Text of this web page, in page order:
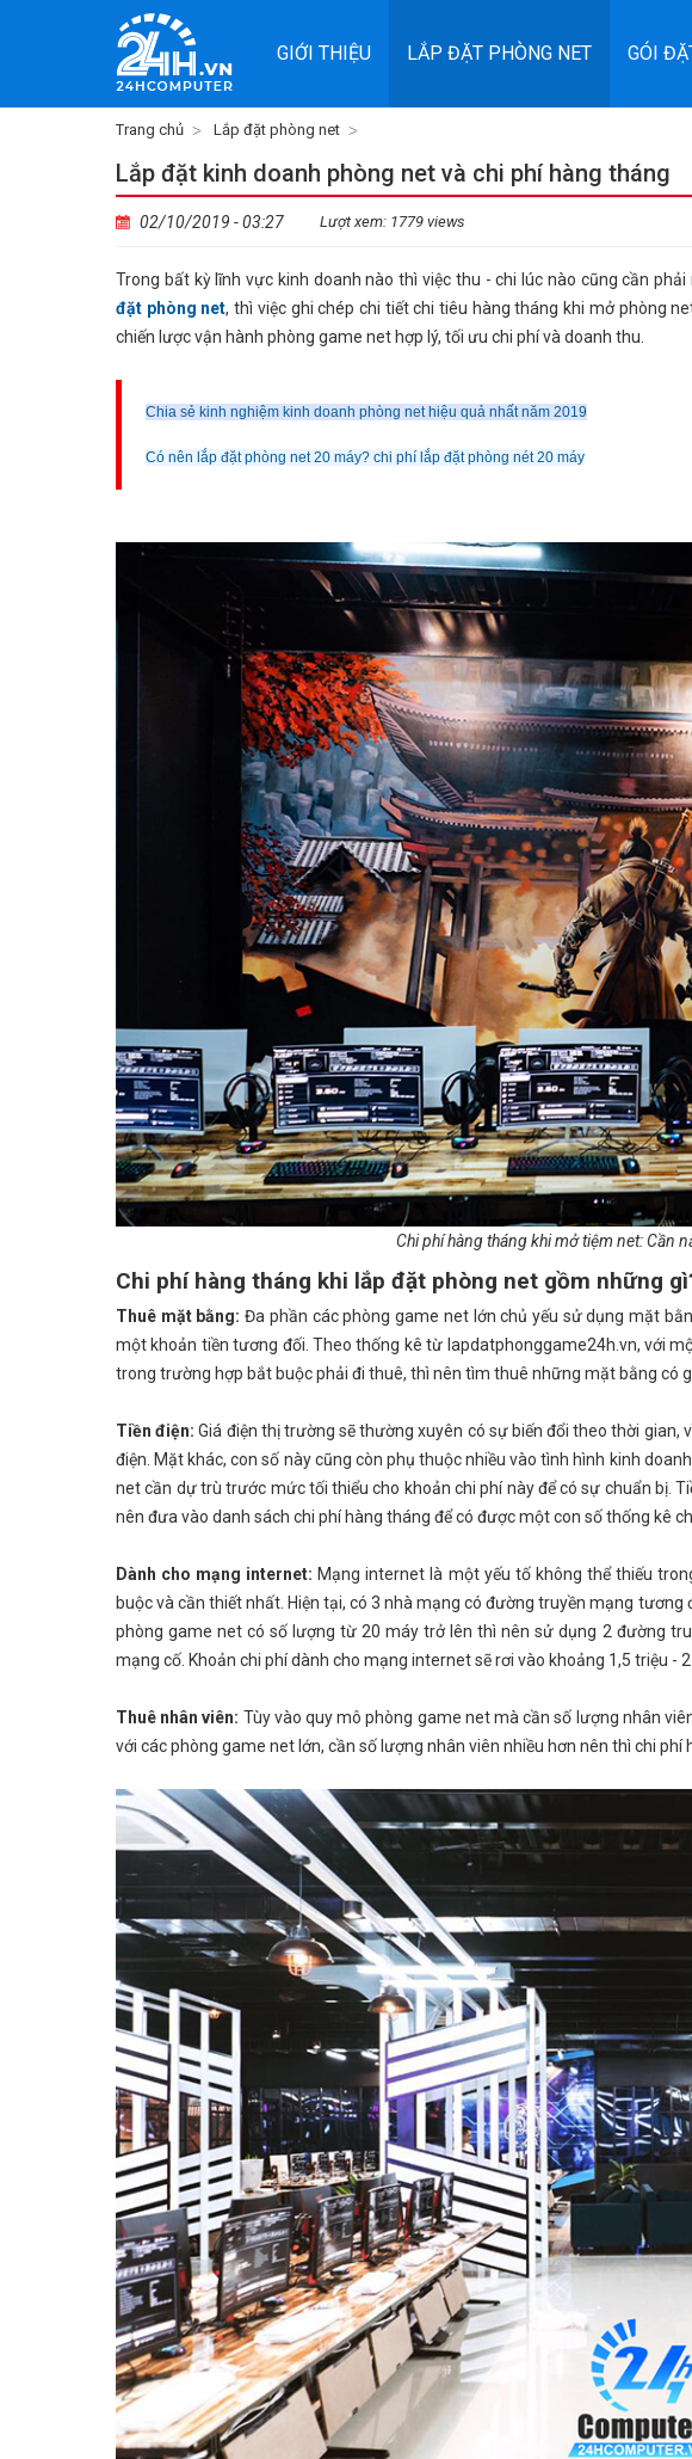
GIỚI THIỆU LẮP ĐẶT PHÒNG NET GÓI
Trang chủ Lắp đặt phòng net
Lắp đặt kinh doanh phòng net và chi phí hàng tháng
02/10/2019 - 03:27 Lượt xem: 1779 views
Trong bất kỳ lĩnh vực kinh doanh nào thì việc thu - chi lúc nào cũng cần
đặt phòng net, thì việc ghi chép chi tiết chi tiêu hàng tháng khi mở phòng
chiến lược vận hành phòng game net hợp lý, tối ưu chi phí và doanh thu.
Chia sẻ kinh nghiệm kinh doanh phòng net hiệu quả nhất năm 2019
Có nên lắp đặt phòng net 20 máy? chi phí lắp đặt phòng nét 20 máy
Chi phí hàng tháng khi mở tiệm net: Cần
Chi phí hàng tháng khi lắp đặt phòng net gồm những
Thuê mặt bằng: Đa phần các phòng game net lớn chủ yếu sử dụng mặt
một khoản tiền tương đối. Theo thống kê từ lapdatphonggame24h.vn, với
trong trường hợp bắt buộc phải đi thuê, thì nên tìm thuê những mặt bằng có
Tiền điện:Giá điện thị trường sẽ thường xuyên có sự biến đổi theo thời
điện. Mặt khác, con số này cũng còn phụ thuộc nhiều vào tình hình kinh
net cần dự trù trước mức tối thiểu cho khoản chi phí này để có sự chuẩn bị.
nên đưa vào danh sách chi phí hàng tháng để có được một con số thống kê
Dành cho mạng internet: Mạng internet là một yếu tố không thể thiếu
buộc và cần thiết nhất. Hiện tại, có 3 nhà mạng có đường truyền mạng tương
phòng game net có số lượng từ 20 máy trở lên thì nên sử dụng 2 đường
mạng cố. Khoản chi phí dành cho mạng internet sẽ rơi vào khoảng 1,5 triệu -
Thuê nhân viên: Tùy vào quy mô phòng game net mà cần số lượng nhân
với các phòng game net lớn, cần số lượng nhân viên nhiều hơn nên thì chi